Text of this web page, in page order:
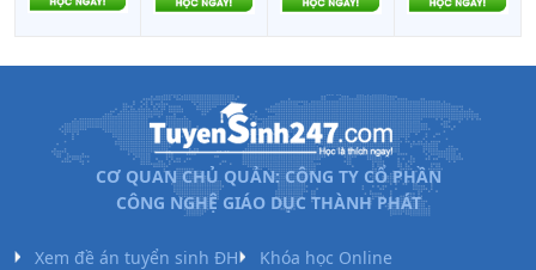
CƠ QUAN CHỦ QUẢN: CÔNG TY CỔ PHẦN
CÔNG NGHỆ GIÁO DỤC THÀNH PHÁT
Xem đề án tuyển sinh ĐH
Khóa học Online